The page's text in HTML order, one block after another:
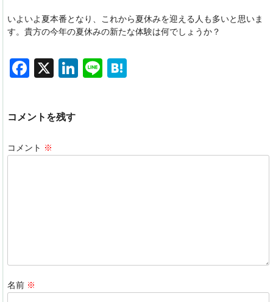
いよいよ夏本番となり、これから夏休みを迎える人も多いと思いま
す。貴方の今年の夏休みの新たな体験は何でしょうか？
F
e
b
X
Li
Li
コメントを残す
コメント ※
名前 ※